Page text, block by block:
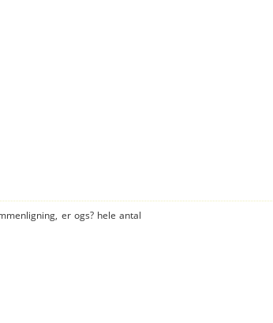
er ogs? hele antal